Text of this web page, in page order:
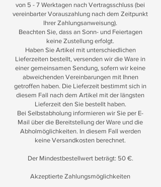
von 5 - 7 Werktagen nach Vertragsschluss (bei
vereinbarter Vorauszahlung nach dem Zeitpunkt
Ihrer Zahlungsanweisung).
Beachten Sie, dass an Sonn- und Feiertagen
keine Zustellung erfolgt.
Haben Sie Artikel mit unterschiedlichen
Lieferzeiten bestellt, versenden wir die Ware in
einer gemeinsamen Sendung, sofern wir keine
abweichenden Vereinbarungen mit Ihnen
getroffen haben. Die Lieferzeit bestimmt sich in
diesem Fall nach dem Artikel mit der längsten
Lieferzeit den Sie bestellt haben.
Bei Selbstabholung informieren wir Sie per E-
Mail über die Bereitstellung der Ware und die
Abholmöglichkeiten. In diesem Fall werden
keine Versandkosten berechnet.
Der Mindestbestellwert beträgt: 50 €.
Akzeptierte Zahlungsmöglichkeiten